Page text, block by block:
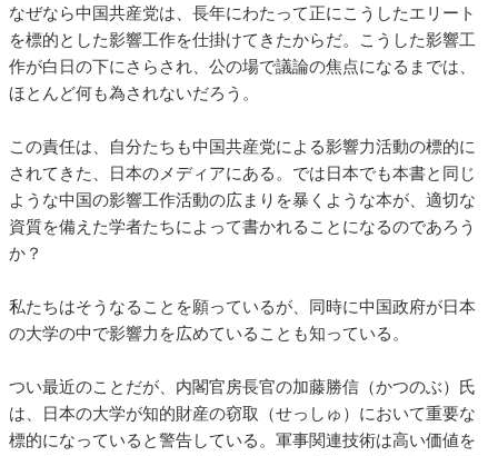
なぜなら中国共産党は、長年にわたって正にこうしたエリート
を標的とした影響工作を仕掛けてきたからだ。こうした影響工
作が白日の下にさらされ、公の場で議論の焦点になるまでは、
ほとんど何も為されないだろう。
この責任は、自分たちも中国共産党による影響力活動の標的に
されてきた、日本のメディアにある。では日本でも本書と同じ
ような中国の影響工作活動の広まりを暴くような本が、適切な
資質を備えた学者たちによって書かれることになるのであろう
か？
私たちはそうなることを願っているが、同時に中国政府が日本
の大学の中で影響力を広めていることも知っている。
つい最近のことだが、内閣官房長官の加藤勝信（かつのぶ）氏
は、日本の大学が知的財産の窃取（せっしゅ）において重要な
標的になっていると警告している。軍事関連技術は高い価値を